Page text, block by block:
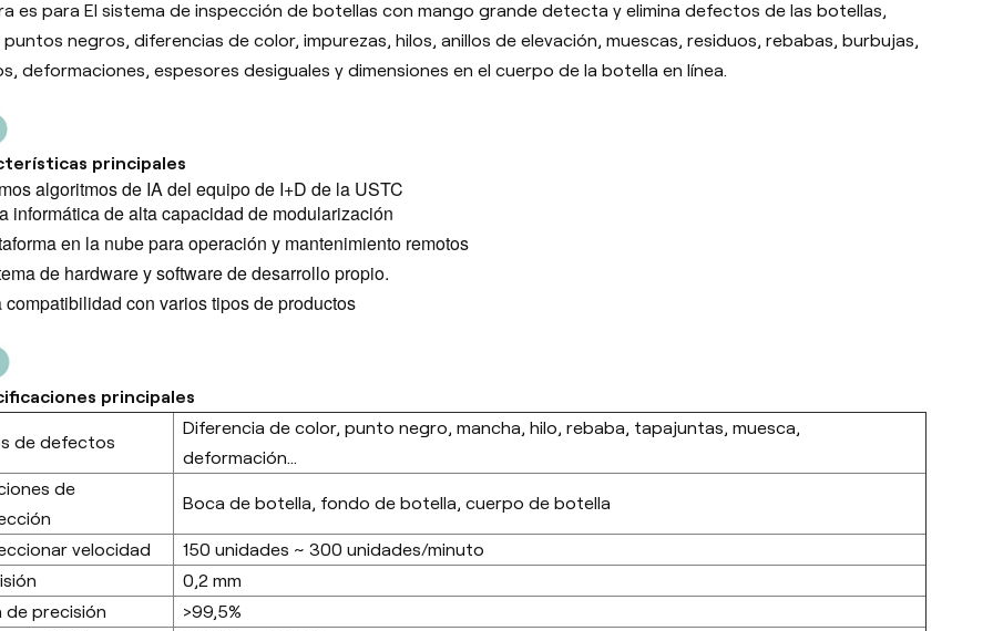
es para El sistema de inspección de botellas con mango grande detecta y elimina defectos de las botellas,
negros, diferencias de color, impurezas, hilos, anillos de elevación, muescas, residuos, rebabas, burbujas,
deformaciones, espesores desiguales y dimensiones en el cuerpo de la botella en línea.
principales
algoritmos de IA del equipo de I+D de la USTC
informática de alta capacidad de modularización
en la nube para operación y mantenimiento remotos
de hardware y software de desarrollo propio.
compatibilidad con varios tipos de productos
principales
de defectos
Diferencia de color, punto negro, mancha, hilo, rebaba, tapajuntas, muesca,
deformación...
de
Boca de botella, fondo de botella, cuerpo de botella
velocidad
150 unidades ~ 300 unidades/minuto
0,2 mm
de precisión
>99,5%